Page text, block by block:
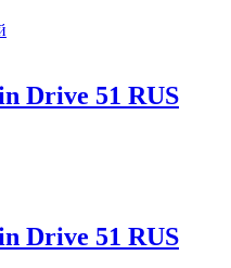
Drive 51 RUS
Drive 51 RUS